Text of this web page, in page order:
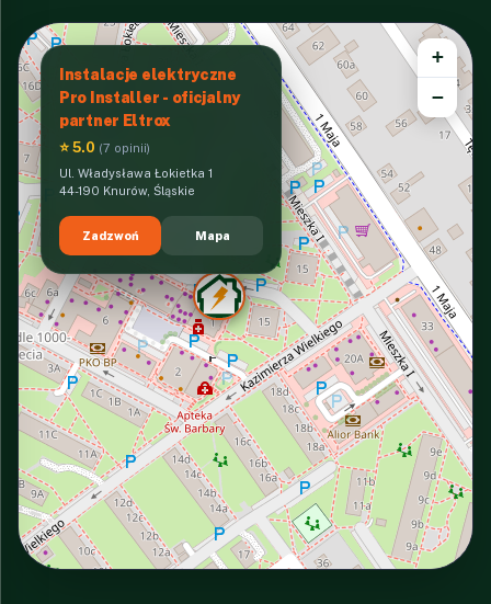
Instalacje elektryczne
Pro Installer - oficjalny
partner Eltrox
⭐ 5.0 (7 opinii)
Ul. Władysława Łokietka 1
44-190 Knurów, Śląskie
Zadzwoń Mapa
+
−
INTERACTIVE VIEW